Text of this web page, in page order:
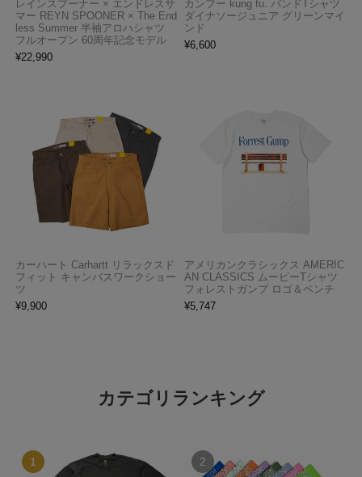
レインスプーナー × エンドレスサ
マー REYN SPOONER × The End
less Summer 半袖アロハシャツ
フルオープン 60周年記念モデル
¥22,990
カンフー kung fu. バンドTシャツ
ダイナソージュニア グリーンマイ
ンド
¥6,600
カーハート Carhartt リラックスド
フィット キャンバスワークショー
ツ
¥9,900
アメリカンクラシックス AMERIC
AN CLASSICS ムービーTシャツ
フォレストガンプ ロゴ＆ベンチ
¥5,747
カテゴリランキング